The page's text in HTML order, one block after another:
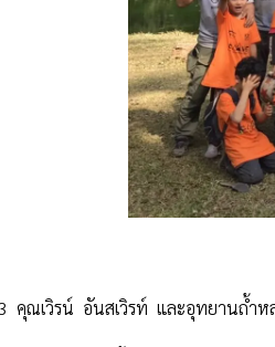
ณเวิรน์ อันสเวิรท์ และอุทยานถ้ำห